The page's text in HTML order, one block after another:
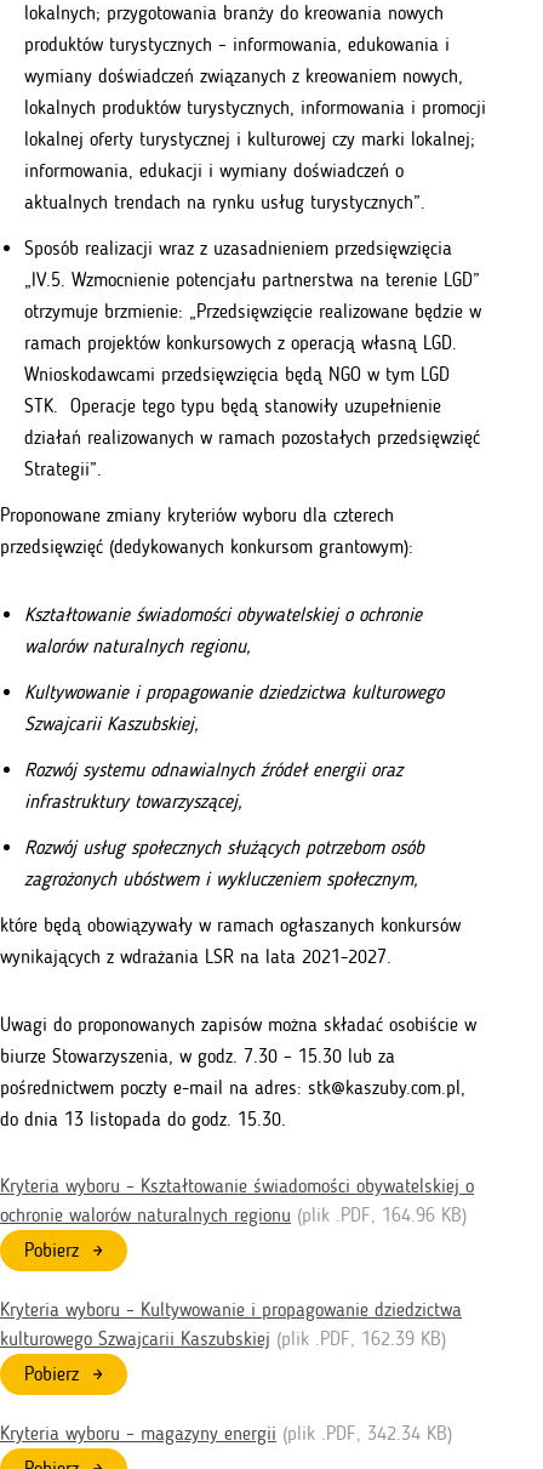
lokalnych; przygotowania branży do kreowania nowych
produktów turystycznych – informowania, edukowania i
wymiany doświadczeń związanych z kreowaniem nowych,
lokalnych produktów turystycznych, informowania i promocji
lokalnej oferty turystycznej i kulturowej czy marki lokalnej;
informowania, edukacji i wymiany doświadczeń o
aktualnych trendach na rynku usług turystycznych”.
Sposób realizacji wraz z uzasadnieniem przedsięwzięcia
„IV.5. Wzmocnienie potencjału partnerstwa na terenie LGD”
otrzymuje brzmienie: „Przedsięwzięcie realizowane będzie w
ramach projektów konkursowych z operacją własną LGD.
Wnioskodawcami przedsięwzięcia będą NGO w tym LGD
STK. Operacje tego typu będą stanowiły uzupełnienie
działań realizowanych w ramach pozostałych przedsięwzięć
Strategii”.
Proponowane zmiany kryteriów wyboru dla czterech
przedsięwzięć (dedykowanych konkursom grantowym):
Kształtowanie świadomości obywatelskiej o ochronie
walorów naturalnych regionu,
Kultywowanie i propagowanie dziedzictwa kulturowego
Szwajcarii Kaszubskiej,
Rozwój systemu odnawialnych źródeł energii oraz
infrastruktury towarzyszącej,
Rozwój usług społecznych służących potrzebom osób
zagrożonych ubóstwem i wykluczeniem społecznym,
które będą obowiązywały w ramach ogłaszanych konkursów
wynikających z wdrażania LSR na lata 2021-2027.
Uwagi do proponowanych zapisów można składać osobiście w
biurze Stowarzyszenia, w godz. 7.30 – 15.30 lub za
pośrednictwem poczty e-mail na adres: stk@kaszuby.com.pl,
do dnia 13 listopada do godz. 15.30.
Kryteria wyboru – Kształtowanie świadomości obywatelskiej o
ochronie walorów naturalnych regionu (plik .PDF, 164.96 KB)
Pobierz
Kryteria wyboru – Kultywowanie i propagowanie dziedzictwa
kulturowego Szwajcarii Kaszubskiej (plik .PDF, 162.39 KB)
Pobierz
Kryteria wyboru – magazyny energii (plik .PDF, 342.34 KB)